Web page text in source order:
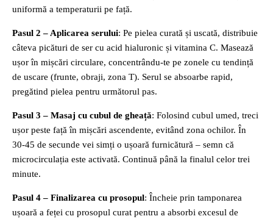
uniformă a temperaturii pe față.
Pasul 2 – Aplicarea serului: Pe pielea curată și uscată, distribuie
câteva picături de ser cu acid hialuronic și vitamina C. Masează
ușor în mișcări circulare, concentrându‑te pe zonele cu tendință
de uscare (frunte, obraji, zona T). Serul se absoarbe rapid,
pregătind pielea pentru următorul pas.
Pasul 3 – Masaj cu cubul de gheață: Folosind cubul umed, treci
ușor peste față în mișcări ascendente, evitând zona ochilor. În
30‑45 de secunde vei simți o ușoară furnicătură – semn că
microcirculația este activată. Continuă până la finalul celor trei
minute.
Pasul 4 – Finalizarea cu prosopul: Încheie prin tamponarea
ușoară a feței cu prosopul curat pentru a absorbi excesul de